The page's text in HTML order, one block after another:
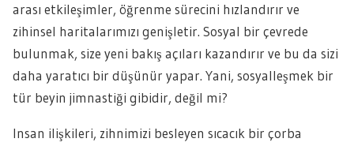
arası etkileşimler, öğrenme sürecini hızlandırır ve
zihinsel haritalarımızı genişletir. Sosyal bir çevrede
bulunmak, size yeni bakış açıları kazandırır ve bu da sizi
daha yaratıcı bir düşünür yapar. Yani, sosyalleşmek bir
tür beyin jimnastiği gibidir, değil mi?
Insan ilişkileri, zihnimizi besleyen sıcacık bir çorba